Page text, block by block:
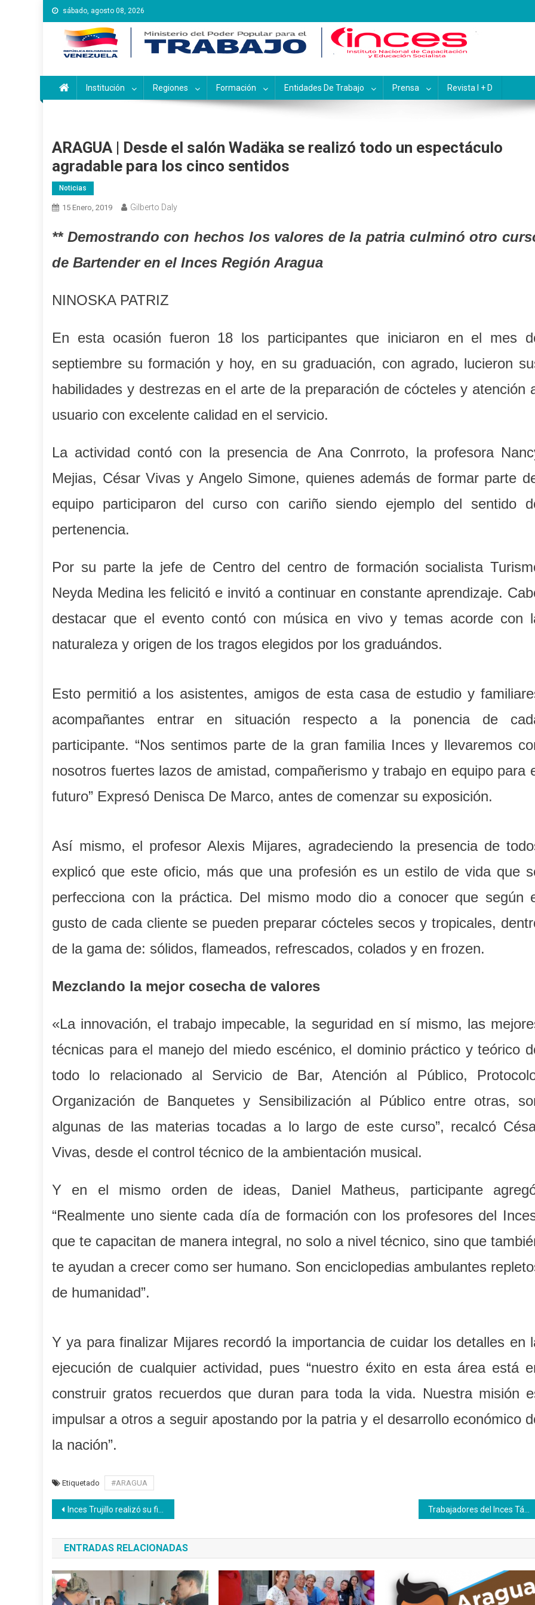
Saltar
al
contenido
sábado, agosto 08, 2026
Instituto Nacional de Capacitación y Educación
Inces
Institución Regiones Formación Entidades De Trabajo Prensa Revista I + D
ARAGUA | Desde el salón Wadäka se realizó todo un espectáculo
agradable para los cinco sentidos
Noticias
15 Enero, 2019 Gilberto Daly
** Demostrando con hechos los valores de la patria culminó otro
de Bartender en el Inces Región Aragua
NINOSKA PATRIZ
En esta ocasión fueron 18 los participantes que iniciaron en el mes
septiembre su formación y hoy, en su graduación, con agrado, lucieron
habilidades y destrezas en el arte de la preparación de cócteles y atención
usuario con excelente calidad en el servicio.
La actividad contó con la presencia de Ana Conrroto, la profesora
Mejias, César Vivas y Angelo Simone, quienes además de formar parte
equipo participaron del curso con cariño siendo ejemplo del sentido
pertenencia.
Por su parte la jefe de Centro del centro de formación socialista
Neyda Medina les felicitó e invitó a continuar en constante aprendizaje.
destacar que el evento contó con música en vivo y temas acorde con
naturaleza y origen de los tragos elegidos por los graduándos.
Esto permitió a los asistentes, amigos de esta casa de estudio y
acompañantes entrar en situación respecto a la ponencia de
participante. “Nos sentimos parte de la gran familia Inces y llevaremos
nosotros fuertes lazos de amistad, compañerismo y trabajo en equipo para
futuro” Expresó Denisca De Marco, antes de comenzar su exposición.
Así mismo, el profesor Alexis Mijares, agradeciendo la presencia de
explicó que este oficio, más que una profesión es un estilo de vida que
perfecciona con la práctica. Del mismo modo dio a conocer que según
gusto de cada cliente se pueden preparar cócteles secos y tropicales,
de la gama de: sólidos, flameados, refrescados, colados y en frozen.
Mezclando la mejor cosecha de valores
«La innovación, el trabajo impecable, la seguridad en sí mismo, las
técnicas para el manejo del miedo escénico, el dominio práctico y teórico
todo lo relacionado al Servicio de Bar, Atención al Público,
Organización de Banquetes y Sensibilización al Público entre otras,
algunas de las materias tocadas a lo largo de este curso”, recalcó
Vivas, desde el control técnico de la ambientación musical.
Y en el mismo orden de ideas, Daniel Matheus, participante
“Realmente uno siente cada día de formación con los profesores del
que te capacitan de manera integral, no solo a nivel técnico, sino que
te ayudan a crecer como ser humano. Son enciclopedias ambulantes
de humanidad”.
Y ya para finalizar Mijares recordó la importancia de cuidar los detalles en
ejecución de cualquier actividad, pues “nuestro éxito en esta área está
construir gratos recuerdos que duran para toda la vida. Nuestra misión
impulsar a otros a seguir apostando por la patria y el desarrollo económico
la nación”.
Etiquetado #ARAGUA
Navegación
de
entradas
Inces Trujillo realizó su fiesta de fin de año
ENTRADAS RELACIONADAS